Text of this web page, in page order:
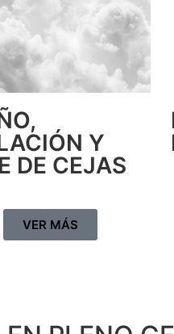
Y
DE CEJAS
VER MÁS